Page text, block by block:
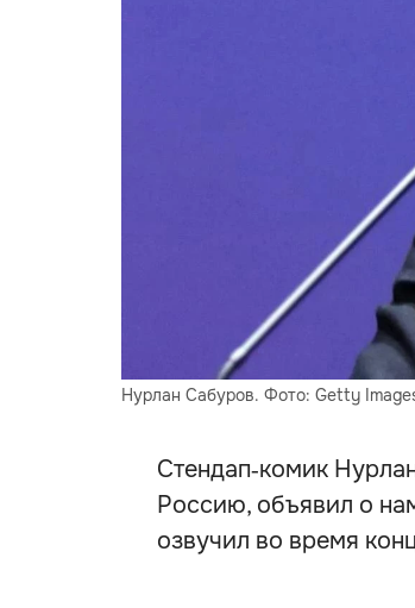
Нурлан Сабуров. Фото: Getty
Стендап‑комик
Россию, объявил о
озвучил во время